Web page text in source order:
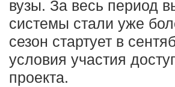
вузы. За весь период
системы стали уже
сезон стартует в
условия участия
проекта.